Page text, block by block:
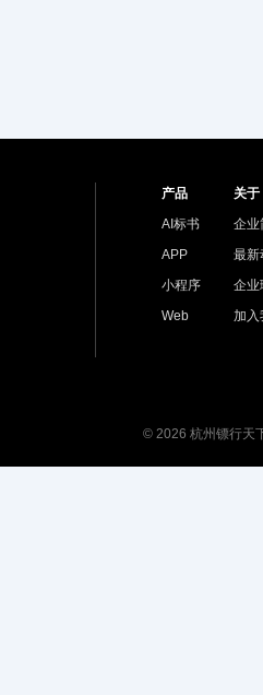
产品
AI标书
APP
小程序
Web
关于
企业
最新
企业
加入
© 2026 杭州镖行天